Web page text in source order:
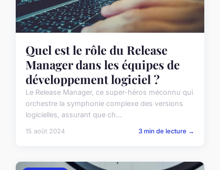
Quel est le rôle du Release
Manager dans les équipes de
développement logiciel ?
Le Release Manager, ce super-héros méconnu qui
orchestre la symphonie complexe des versions
logicielles, assurant que ch...
15 août 2024 3 min de lecture →